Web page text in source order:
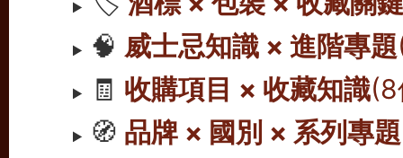
🧠 威士忌知識 × 進階專題
🧾 收購項目 × 收藏知識
🧭 品牌 × 國別 × 系列專題